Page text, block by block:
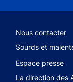
Footer secondary
Nous contacter
Sourds et
Espace presse
La direction des